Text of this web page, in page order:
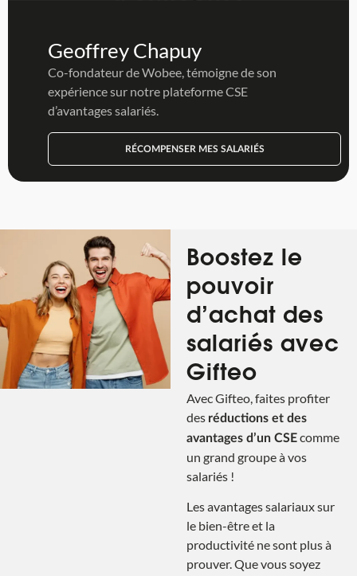
Geoffrey Chapuy
Co-fondateur de Wobee, témoigne de son
expérience sur notre plateforme CSE
d’avantages salariés.
RÉCOMPENSER MES SALARIÉS
Boostez le
pouvoir
d’achat des
salariés avec
Gifteo
Avec Gifteo, faites profiter
des réductions et des
avantages d’un CSEcomme
un grand groupe à vos
salariés !
Les avantages salariaux sur
le bien-être et la
productivité ne sont plus à
prouver. Que vous soyez